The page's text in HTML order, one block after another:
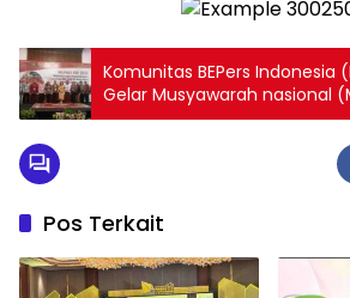
Komunitas BEPers Indonesia
Gelar Musyawarah nasional
2026: Penguatan dan
Organisasi KBI di Seluruh
Pos Terkait